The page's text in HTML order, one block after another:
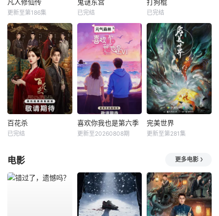
凡人修仙传
更新至第186集
鬼谜东宫
已完结
打狗棍
已完结
百花杀
已完结
喜欢你我也是第六季
更新至20260808期
完美世界
更新至第281集
电影 更多电影